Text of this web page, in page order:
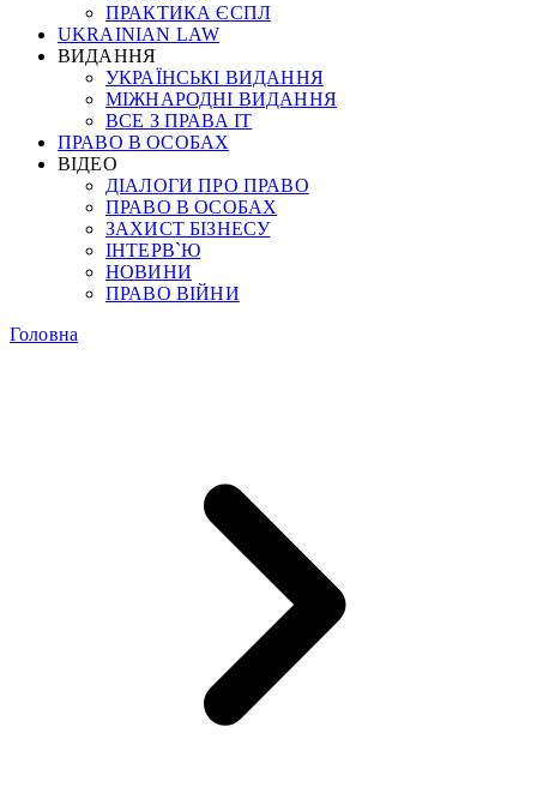
ПРАКТИКА ЄСПЛ
UKRAINIAN LAW
ВИДАННЯ
УКРАЇНСЬКІ ВИДАННЯ
МІЖНАРОДНІ ВИДАННЯ
ВСЕ З ПРАВА ІТ
ПРАВО В ОСОБАХ
ВІДЕО
ДІАЛОГИ ПРО ПРАВО
ПРАВО В ОСОБАХ
ЗАХИСТ БІЗНЕСУ
ІНТЕРВ`Ю
НОВИНИ
ПРАВО ВІЙНИ
Головна